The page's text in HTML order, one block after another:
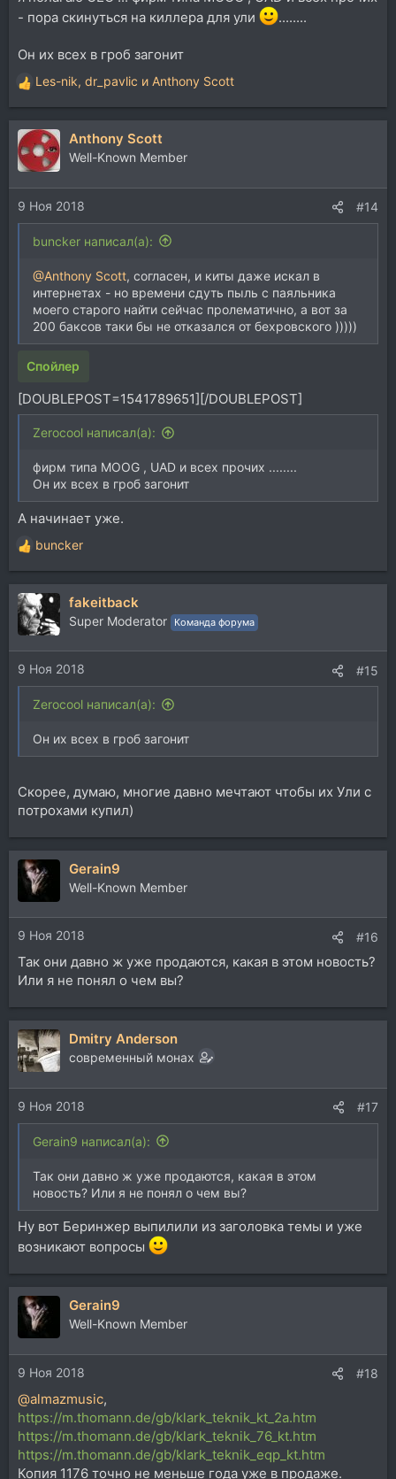
- пора скинуться на киллера для ули
........
Он их всех в гроб загонит
Р
е
а
к
ц
и
и
:
Les-nik, dr_pavlic и Anthony Scott
Anthony Scott
Well-Known Member
9 Ноя 2018 #14
buncker написал(а):
@Anthony Scott, согласен, и киты даже искал в
интернетах - но времени сдуть пыль с паяльника
моего старого найти сейчас пролематично, а вот за
200 баксов таки бы не отказался от бехровского )))))
Спойлер
[DOUBLEPOST=1541789651][/DOUBLEPOST]
Zerocool написал(а):
фирм типа MOOG , UAD и всех прочих ........
Он их всех в гроб загонит
А начинает уже.
Р
е
а
к
ц
и
и
:
buncker
fakeitback
Super Moderator Команда форума
9 Ноя 2018 #15
Zerocool написал(а):
Он их всех в гроб загонит
Скорее, думаю, многие давно мечтают чтобы их Ули с
потрохами купил)
Gerain9
Well-Known Member
9 Ноя 2018 #16
Так они давно ж уже продаются, какая в этом новость?
Или я не понял о чем вы?
Dmitry Anderson
современный монах
9 Ноя 2018 #17
Gerain9 написал(а):
Так они давно ж уже продаются, какая в этом
новость? Или я не понял о чем вы?
Ну вот Беринжер выпилили из заголовка темы и уже
возникают вопросы
Gerain9
Well-Known Member
9 Ноя 2018 #18
@almazmusic,
https://m.thomann.de/gb/klark_teknik_kt_2a.htm
https://m.thomann.de/gb/klark_teknik_76_kt.htm
https://m.thomann.de/gb/klark_teknik_eqp_kt.htm
Копия 1176 точно не меньше года уже в продаже.